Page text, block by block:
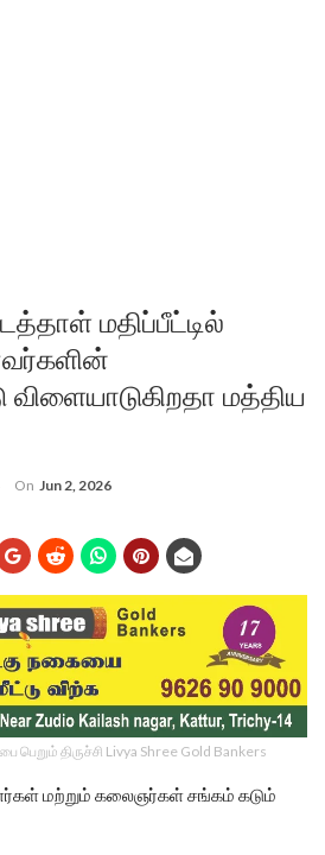
மதிப்பீட்டில்
மத்திய
On Jun 2, 2026
பெறும் திருச்சி Livya Shree Gold Bankers
மற்றும் கலைஞர்கள் சங்கம் கடும்